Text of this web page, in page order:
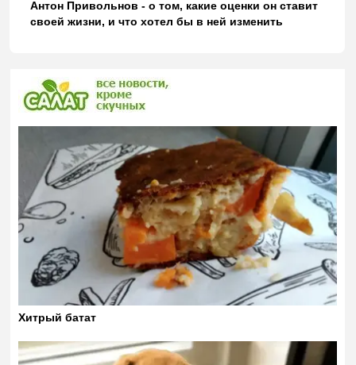
Антон Привольнов - о том, какие оценки он ставит
своей жизни, и что хотел бы в ней изменить